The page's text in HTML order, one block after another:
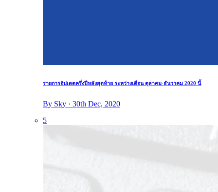
รายการอัปเดตครึ่งปีหลังสุดท้าย ระหว่างเดือน ตุลาคม-ธันวาคม 2020 นี้
By Sky · 30th Dec, 2020
5